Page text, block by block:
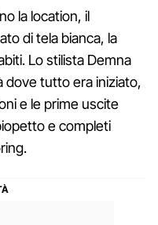
la location, il
di tela bianca, la
Lo stilista Demna
dove tutto era iniziato,
e le prime uscite
e completi